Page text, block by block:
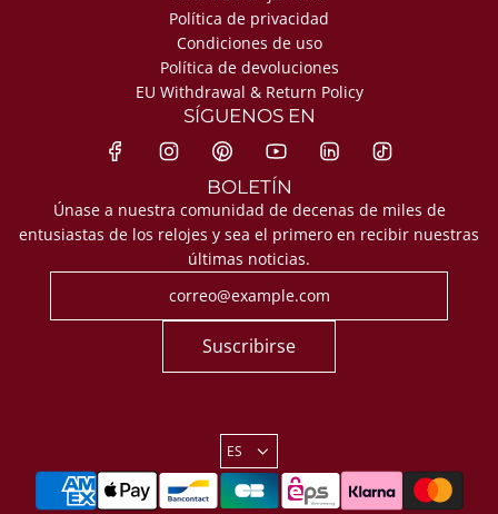
Política de privacidad
Condiciones de uso
Política de devoluciones
EU Withdrawal & Return Policy
SÍGUENOS EN
BOLETÍN
Únase a nuestra comunidad de decenas de miles de
entusiastas de los relojes y sea el primero en recibir nuestras
últimas noticias.
Suscribirse
ES